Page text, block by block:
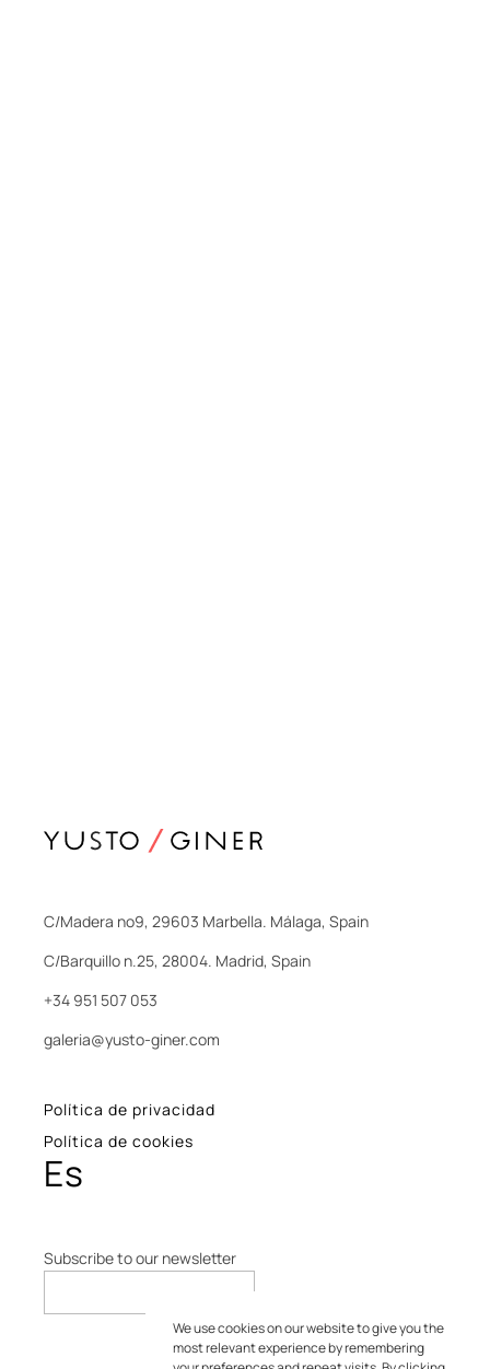
C/Madera nº9, 29603 Marbella. Málaga, Spain
C/Barquillo n.25, 28004. Madrid, Spain
+34 951 507 053
galeria@yusto-giner.com
Política de privacidad
Política de cookies
Es
Subscribe to our newsletter
We use cookies on our website to give you the
most relevant experience by remembering